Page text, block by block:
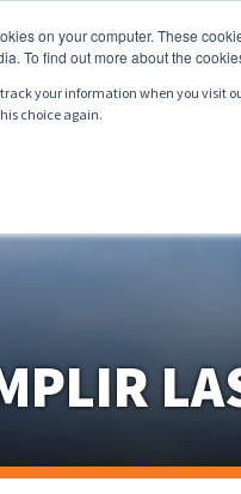
on your computer. These
To find out more about the
your information when you visit
choice again.